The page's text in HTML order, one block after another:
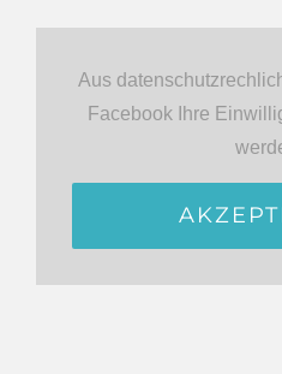
Aus
Facebook Ihre